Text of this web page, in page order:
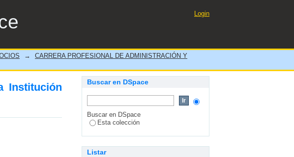
Educativa José Félix Iguaín de
Login
→
CARRERA PROFESIONAL DE ADMINISTRACIÓN Y
Institución
Buscar en DSpace
Buscar en DSpace
Esta colección
Listar